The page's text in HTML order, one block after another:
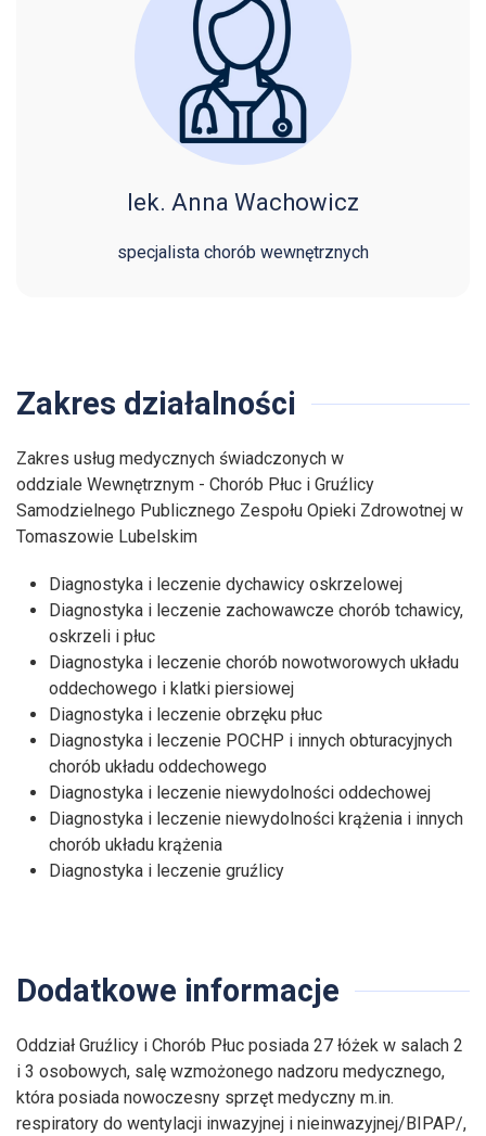
lek. Anna Wachowicz
specjalista chorób wewnętrznych
Zakres działalności
Zakres usług medycznych świadczonych w
oddziale Wewnętrznym - Chorób Płuc i Gruźlicy
Samodzielnego Publicznego Zespołu Opieki Zdrowotnej w
Tomaszowie Lubelskim
Diagnostyka i leczenie dychawicy oskrzelowej
Diagnostyka i leczenie zachowawcze chorób tchawicy,
oskrzeli i płuc
Diagnostyka i leczenie chorób nowotworowych układu
oddechowego i klatki piersiowej
Diagnostyka i leczenie obrzęku płuc
Diagnostyka i leczenie POCHP i innych obturacyjnych
chorób układu oddechowego
Diagnostyka i leczenie niewydolności oddechowej
Diagnostyka i leczenie niewydolności krążenia i innych
chorób układu krążenia
Diagnostyka i leczenie gruźlicy
Dodatkowe informacje
Oddział Gruźlicy i Chorób Płuc posiada 27 łóżek w salach 2
i 3 osobowych, salę wzmożonego nadzoru medycznego,
która posiada nowoczesny sprzęt medyczny m.in.
respiratory do wentylacji inwazyjnej i nieinwazyjnej/BIPAP/,